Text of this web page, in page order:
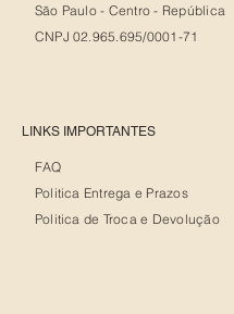
São Paulo - Centro - República
CNPJ 02.965.695/0001-71
LINKS IMPORTANTES
FAQ
Politica Entrega e Prazos
Politica de Troca e Devolução